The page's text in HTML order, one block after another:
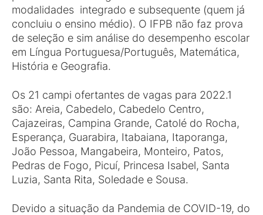
modalidades integrado e subsequente (quem já
concluiu o ensino médio). O IFPB não faz prova
de seleção e sim análise do desempenho escolar
em Língua Portuguesa/Português, Matemática,
História e Geografia.
Os 21 campi ofertantes de vagas para 2022.1
são: Areia, Cabedelo, Cabedelo Centro,
Cajazeiras, Campina Grande, Catolé do Rocha,
Esperança, Guarabira, Itabaiana, Itaporanga,
João Pessoa, Mangabeira, Monteiro, Patos,
Pedras de Fogo, Picuí, Princesa Isabel, Santa
Luzia, Santa Rita, Soledade e Sousa.
Devido a situação da Pandemia de COVID-19, do